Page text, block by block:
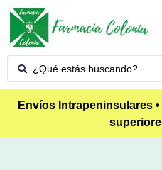
Envíos Intrapeninsulares